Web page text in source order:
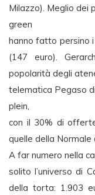
Milazzo). Meglio dei
green
hanno fatto persino
(147 euro).
popolarità degli
telematica Pegaso
plein,
con il 30% di
quelle della Normale
A far numero nella
solito l’universo di
della torta: 1.903